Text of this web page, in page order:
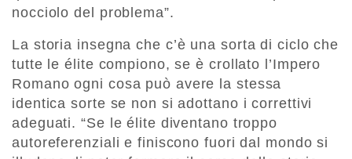
nocciolo del problema”.
La storia insegna che c’è una sorta di ciclo che
tutte le élite compiono, se è crollato l’Impero
Romano ogni cosa può avere la stessa
identica sorte se non si adottano i correttivi
adeguati. “Se le élite diventano troppo
autoreferenziali e finiscono fuori dal mondo si